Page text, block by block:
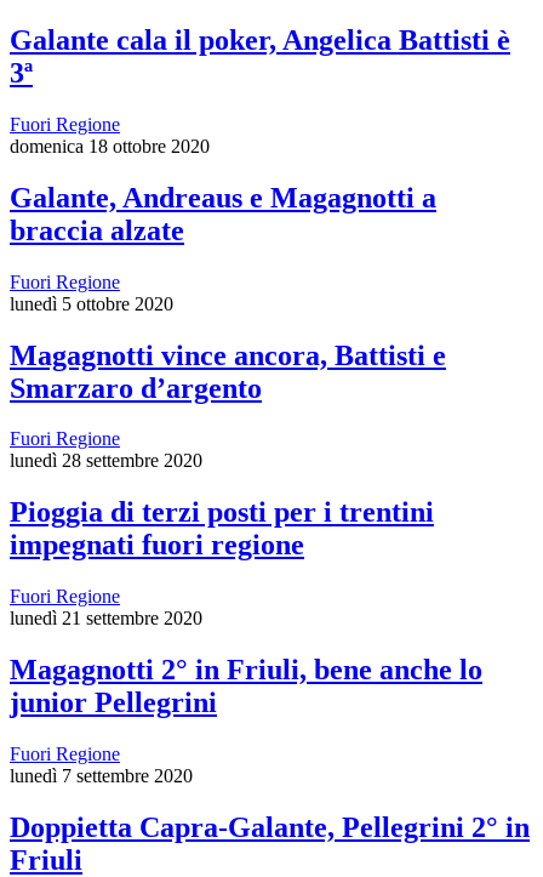
Galante cala il poker, Angelica Battisti è
3ª
Fuori Regione
domenica 18 ottobre 2020
Galante, Andreaus e Magagnotti a
braccia alzate
Fuori Regione
lunedì 5 ottobre 2020
Magagnotti vince ancora, Battisti e
Smarzaro d’argento
Fuori Regione
lunedì 28 settembre 2020
Pioggia di terzi posti per i trentini
impegnati fuori regione
Fuori Regione
lunedì 21 settembre 2020
Magagnotti 2° in Friuli, bene anche lo
junior Pellegrini
Fuori Regione
lunedì 7 settembre 2020
Doppietta Capra-Galante, Pellegrini 2° in
Friuli